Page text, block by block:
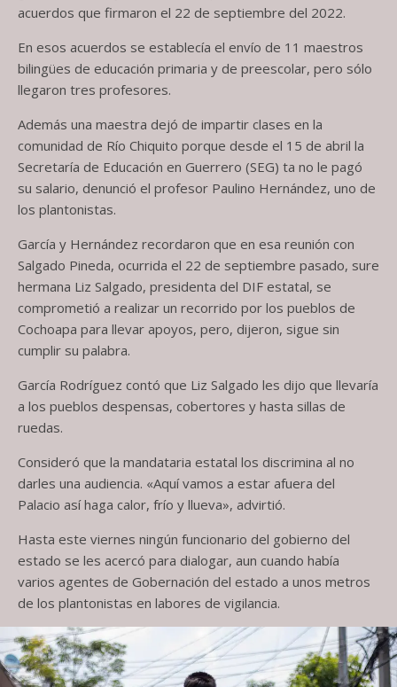
acuerdos que firmaron el 22 de septiembre del 2022.
En esos acuerdos se establecía el envío de 11 maestros
bilingües de educación primaria y de preescolar, pero sólo
llegaron tres profesores.
Además una maestra dejó de impartir clases en la
comunidad de Río Chiquito porque desde el 15 de abril la
Secretaría de Educación en Guerrero (SEG) ta no le pagó
su salario, denunció el profesor Paulino Hernández, uno de
los plantonistas.
García y Hernández recordaron que en esa reunión con
Salgado Pineda, ocurrida el 22 de septiembre pasado, sure
hermana Liz Salgado, presidenta del DIF estatal, se
comprometió a realizar un recorrido por los pueblos de
Cochoapa para llevar apoyos, pero, dijeron, sigue sin
cumplir su palabra.
García Rodríguez contó que Liz Salgado les dijo que llevaría
a los pueblos despensas, cobertores y hasta sillas de
ruedas.
Consideró que la mandataria estatal los discrimina al no
darles una audiencia. «Aquí vamos a estar afuera del
Palacio así haga calor, frío y llueva», advirtió.
Hasta este viernes ningún funcionario del gobierno del
estado se les acercó para dialogar, aun cuando había
varios agentes de Gobernación del estado a unos metros
de los plantonistas en labores de vigilancia.